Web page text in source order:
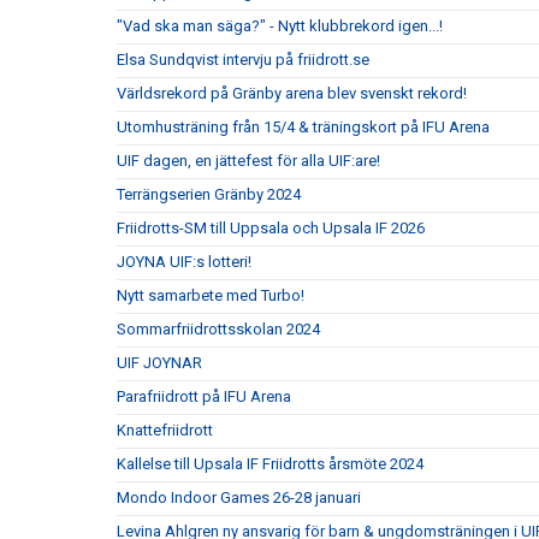
"Vad ska man säga?" - Nytt klubbrekord igen...!
Elsa Sundqvist intervju på friidrott.se
Världsrekord på Gränby arena blev svenskt rekord!
Utomhusträning från 15/4 & träningskort på IFU Arena
UIF dagen, en jättefest för alla UIF:are!
Terrängserien Gränby 2024
Friidrotts-SM till Uppsala och Upsala IF 2026
JOYNA UIF:s lotteri!
Nytt samarbete med Turbo!
Sommarfriidrottsskolan 2024
UIF JOYNAR
Parafriidrott på IFU Arena
Knattefriidrott
Kallelse till Upsala IF Friidrotts årsmöte 2024
Mondo Indoor Games 26-28 januari
Levina Ahlgren ny ansvarig för barn & ungdomsträningen i